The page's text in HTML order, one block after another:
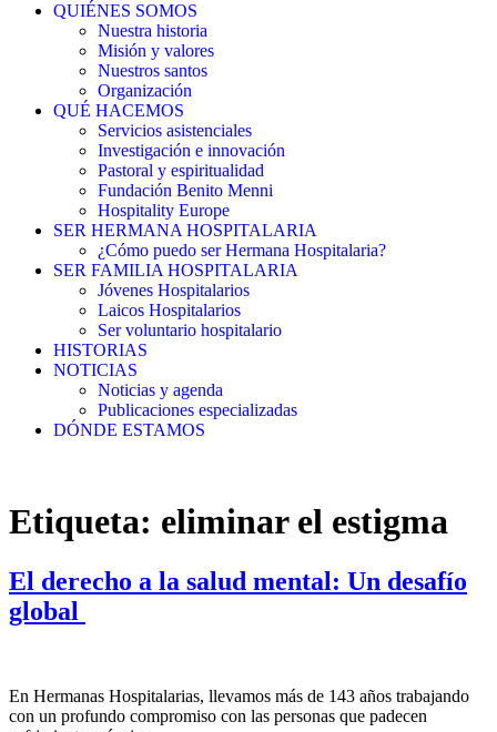
QUIÉNES SOMOS
Nuestra historia
Misión y valores
Nuestros santos
Organización
QUÉ HACEMOS
Servicios asistenciales
Investigación e innovación
Pastoral y espiritualidad
Fundación Benito Menni
Hospitality Europe
SER HERMANA HOSPITALARIA
¿Cómo puedo ser Hermana Hospitalaria?
SER FAMILIA HOSPITALARIA
Jóvenes Hospitalarios
Laicos Hospitalarios
Ser voluntario hospitalario
HISTORIAS
NOTICIAS
Noticias y agenda
Publicaciones especializadas
DÓNDE ESTAMOS
Etiqueta: eliminar el estigma
El derecho a la salud mental: Un desafío
global
En Hermanas Hospitalarias, llevamos más de 143 años trabajando
con un profundo compromiso con las personas que padecen